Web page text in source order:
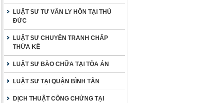
LUẬT SƯ TƯ VẤN LY HÔN TẠI THỦ
ĐỨC
LUẬT SƯ CHUYÊN TRANH CHẤP
THỪA KẾ
LUẬT SƯ BÀO CHỮA TẠI TÒA ÁN
LUẬT SƯ TẠI QUẬN BÌNH TÂN
DỊCH THUẬT CÔNG CHỨNG TẠI